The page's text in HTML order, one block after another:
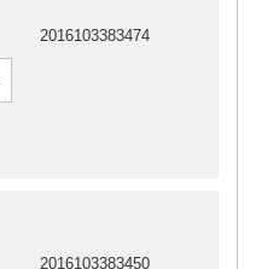
2016103383450
2016103383474